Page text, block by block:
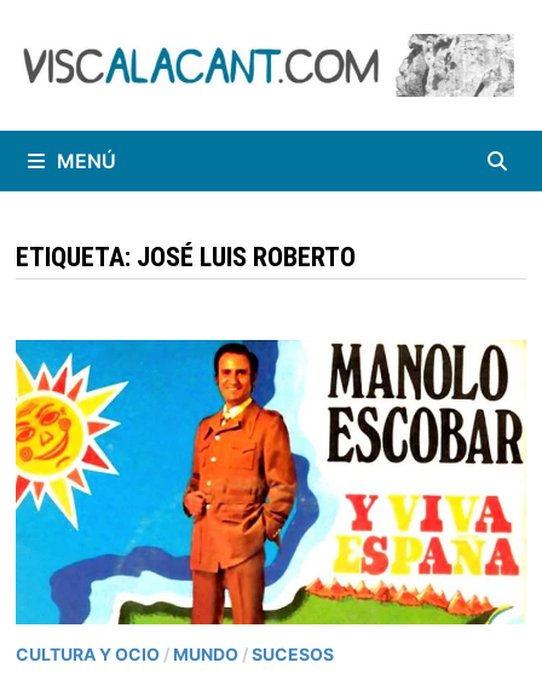
contenido
MENÚ
ETIQUETA: JOSÉ LUIS ROBERTO
CULTURA Y OCIO / MUNDO /SUCESOS